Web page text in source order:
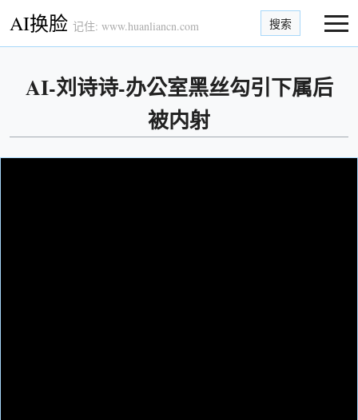
AI换脸 记住: www.huanliancn.com 搜索
AI-刘诗诗-办公室黑丝勾引下属后
被内射